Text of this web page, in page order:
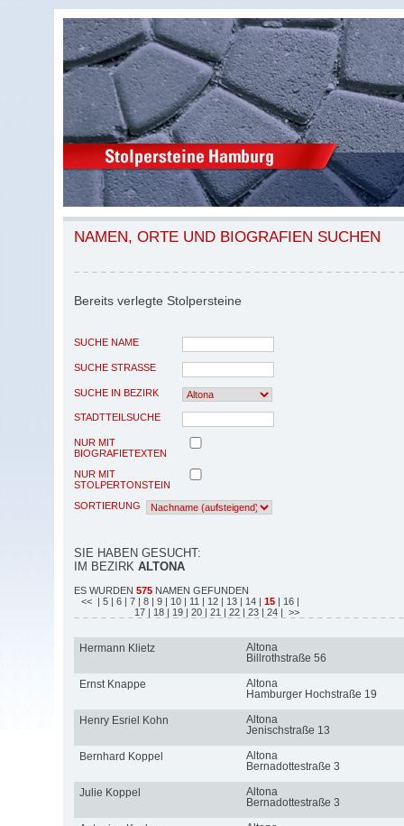
NAMEN, ORTE UND BIOGRAFIEN SUCHEN
Bereits verlegte Stolpersteine
SUCHE NAME
SUCHE STRASSE
SUCHE IN BEZIRK
STADTTEILSUCHE
NUR MIT
BIOGRAFIETEXTEN
NUR MIT
STOLPERTONSTEIN
SORTIERUNG
SIE HABEN GESUCHT:
IM BEZIRK ALTONA
ES WURDEN 575 NAMEN GEFUNDEN
<< | 5 | 6 | 7 | 8 | 9 | 10 | 11 | 12 | 13 | 14 | 15 | 16 |
17 | 18 | 19 | 20 | 21 | 22 | 23 | 24 | >>
Hermann Klietz
Altona
Billrothstraße 56
Ernst Knappe
Altona
Hamburger Hochstraße 19
Henry Esriel Kohn
Altona
Jenischstraße 13
Bernhard Koppel
Altona
Bernadottestraße 3
Julie Koppel
Altona
Bernadottestraße 3